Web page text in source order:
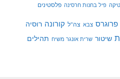
חרסינה פלסטינים
צבא צה"ל קורונה רוסיה
אונגר משיח תהילים